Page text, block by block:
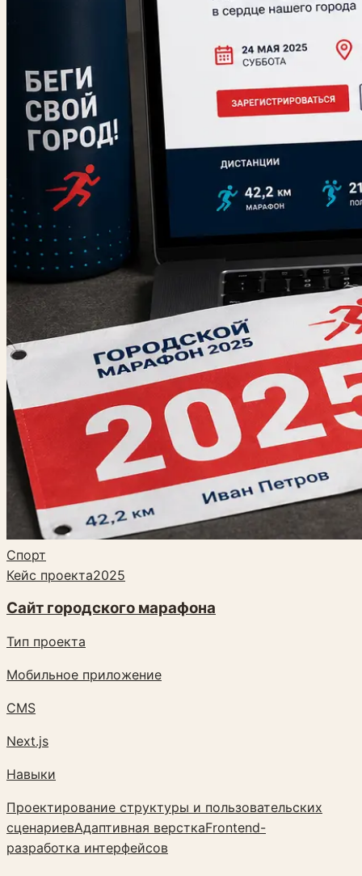
Спорт
Кейс проекта2025
Сайт городского марафона
Тип проекта
Мобильное приложение
CMS
Next.js
Навыки
Проектирование структуры и пользовательских
сценариевАдаптивная версткаFrontend-
разработка интерфейсов